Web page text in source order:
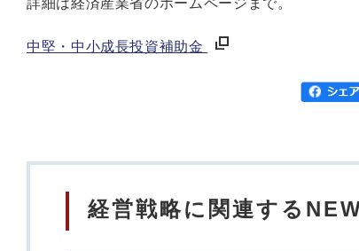
詳細は経済産業省のホームページまで。
中堅・中小成長投資補助金
経営戦略に関連する